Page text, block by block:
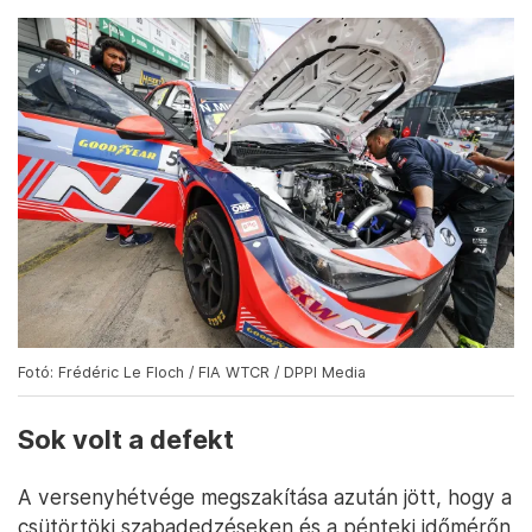
Fotó: Frédéric Le Floch / FIA WTCR / DPPI Media
Sok volt a defekt
A versenyhétvége megszakítása azután jött, hogy a